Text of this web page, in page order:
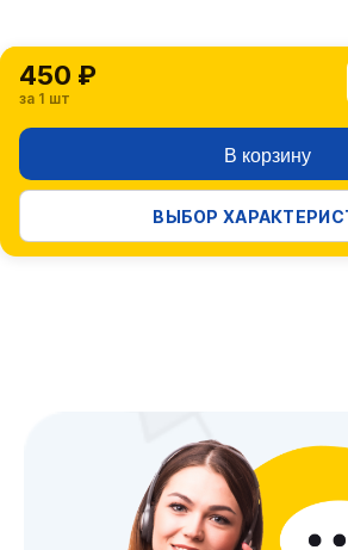
450 ₽
за 1 шт
В корзину
ВЫБОР